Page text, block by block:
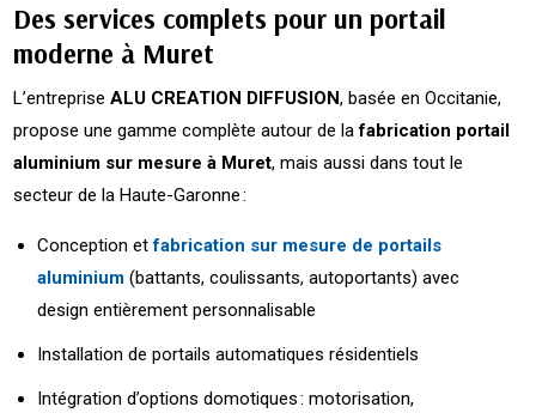
Des services complets pour un portail
moderne à Muret
L’entrepriseALU CREATION DIFFUSION, basée en Occitanie,
propose une gamme complète autour de lafabrication portail
aluminium sur mesure à Muret, mais aussi dans tout le
secteur de la Haute-Garonne :
Conception etfabrication sur mesure de portails
aluminium (battants, coulissants, autoportants) avec
design entièrement personnalisable
Installation de portails automatiques résidentiels
Intégration d’options domotiques : motorisation,